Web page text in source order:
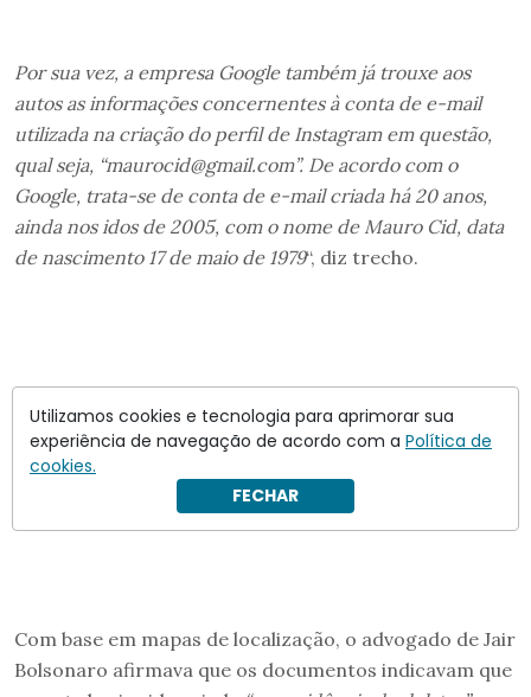
Por sua vez, a empresa Google também já trouxe aos
autos as informações concernentes à conta de e-mail
utilizada na criação do perfil de Instagram em questão,
qual seja, “maurocid@gmail.com”. De acordo com o
Google, trata-se de conta de e-mail criada há 20 anos,
ainda nos idos de 2005, com o nome de Mauro Cid, data
de nascimento 17 de maio de 1979“, diz trecho.
Com base em mapas de localização, o advogado de Jair
Bolsonaro afirmava que os documentos indicavam que
Utilizamos cookies e tecnologia para aprimorar sua
experiência de navegação de acordo com a Política de
cookies.
FECHAR